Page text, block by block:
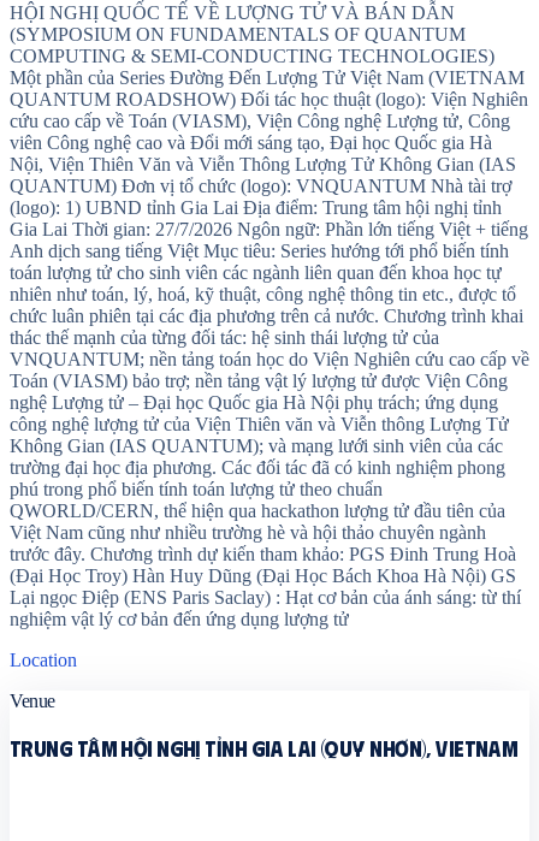
HỘI NGHỊ QUỐC TẾ VỀ LƯỢNG TỬ VÀ BÁN DẪN
(SYMPOSIUM ON FUNDAMENTALS OF QUANTUM
COMPUTING & SEMI-CONDUCTING TECHNOLOGIES)
Một phần của Series Đường Đến Lượng Tử Việt Nam (VIETNAM
QUANTUM ROADSHOW) Đối tác học thuật (logo): Viện Nghiên
cứu cao cấp về Toán (VIASM), Viện Công nghệ Lượng tử, Công
viên Công nghệ cao và Đổi mới sáng tạo, Đại học Quốc gia Hà
Nội, Viện Thiên Văn và Viễn Thông Lượng Tử Không Gian (IAS
QUANTUM) Đơn vị tổ chức (logo): VNQUANTUM Nhà tài trợ
(logo): 1) UBND tỉnh Gia Lai Địa điểm: Trung tâm hội nghị tỉnh
Gia Lai Thời gian: 27/7/2026 Ngôn ngữ: Phần lớn tiếng Việt + tiếng
Anh dịch sang tiếng Việt Mục tiêu: Series hướng tới phổ biến tính
toán lượng tử cho sinh viên các ngành liên quan đến khoa học tự
nhiên như toán, lý, hoá, kỹ thuật, công nghệ thông tin etc., được tổ
chức luân phiên tại các địa phương trên cả nước. Chương trình khai
thác thế mạnh của từng đối tác: hệ sinh thái lượng tử của
VNQUANTUM; nền tảng toán học do Viện Nghiên cứu cao cấp về
Toán (VIASM) bảo trợ; nền tảng vật lý lượng tử được Viện Công
nghệ Lượng tử – Đại học Quốc gia Hà Nội phụ trách; ứng dụng
công nghệ lượng tử của Viện Thiên văn và Viễn thông Lượng Tử
Không Gian (IAS QUANTUM); và mạng lưới sinh viên của các
trường đại học địa phương. Các đối tác đã có kinh nghiệm phong
phú trong phổ biến tính toán lượng tử theo chuẩn
QWORLD/CERN, thể hiện qua hackathon lượng tử đầu tiên của
Việt Nam cũng như nhiều trường hè và hội thảo chuyên ngành
trước đây. Chương trình dự kiến tham khảo: PGS Đinh Trung Hoà
(Đại Học Troy) Hàn Huy Dũng (Đại Học Bách Khoa Hà Nội) GS
Lại ngọc Điệp (ENS Paris Saclay) : Hạt cơ bản của ánh sáng: từ thí
nghiệm vật lý cơ bản đến ứng dụng lượng tử
Location
Venue
Trung Tâm hội nghị tỉnh Gia Lai (Quy Nhơn), Vietnam